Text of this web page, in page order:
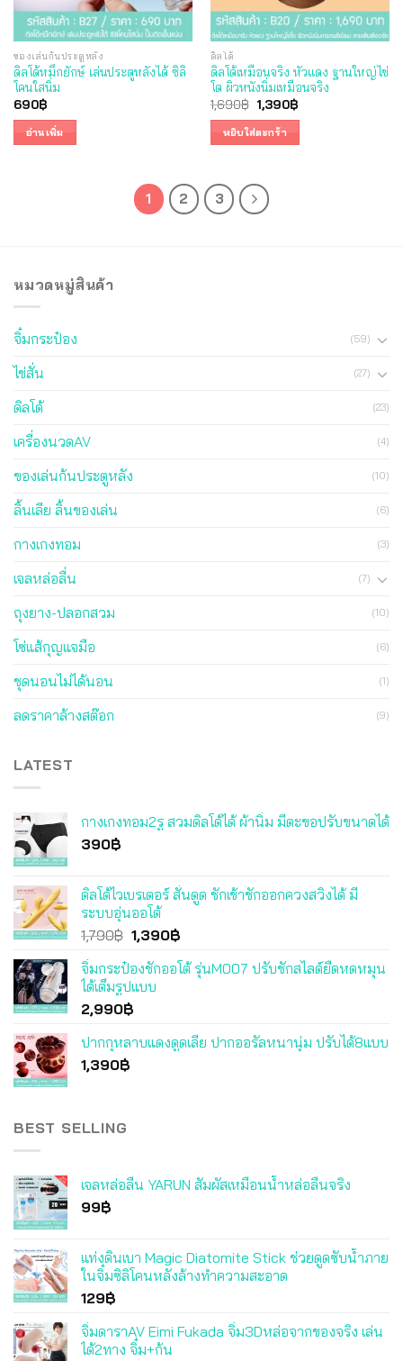
ของเล่นก้นประตูหลัง
ดิลโด้หมึกยักษ์ เล่นประตูหลังได้ ซิลิ
โคนใสนิ่ม
690฿
อ่านเพิ่ม
ดิลโด้
ดิลโด้เหมือนจริง หัวแดง ฐานใหญ่ไข่
โต ผิวหนังนิ่มเหมือนจริง
1,690฿ Original
price
was:
1,690฿.
1,390฿Current
หยิบใส่ตะกร้า
1 2 3
หมวดหมู่สินค้า
จิ๋มกระป๋อง (59)
ไข่สั่น (27)
ดิลโด้ (23)
เครื่องนวดAV (4)
ของเล่นก้นประตูหลัง (10)
ลิ้นเลีย ลิ้นของเล่น (6)
กางเกงทอม (3)
เจลหล่อลื่น (7)
ถุงยาง-ปลอกสวม (10)
โซ่แส้กุญแจมือ (6)
ชุดนอนไม่ได้นอน (1)
ลดราคาล้างสต๊อก (9)
LATEST
กางเกงทอม2รู สวมดิลโด้ได้ ผ้านิ่ม มีตะขอปรับขนาดได้
390฿
ดิลโด้ไวเบรเตอร์ สั่นดูด ชักเข้าชักออกควงสวิงได้ มี
ระบบอุ่นออโต้
1,790฿ Original
was:
1,790฿.
1,390฿Current
is:
จิ๋มกระป๋องชักออโต้ รุ่นM007 ปรับชักสไลด์ยืดหดหมุน
ได้เต็มรูปแบบ
2,990฿
ปากกุหลาบแดงดูดเลีย ปากออรัลหนานุ่ม ปรับได้8แบบ
1,390฿
BEST SELLING
เจลหล่อลื่น YARUN สัมผัสเหมือนน้ำหล่อลื่นจริง
99฿
แท่งดินเบา Magic Diatomite Stick ช่วยดูดซับน้ำภาย
ในจิ๋มซิลิโคนหลังล้างทำความสะอาด
129฿
จิ๋มดาราAV Eimi Fukada จิ๋ม3Dหล่อจากของจริง เล่น
ได้2ทาง จิ๋ม+ก้น